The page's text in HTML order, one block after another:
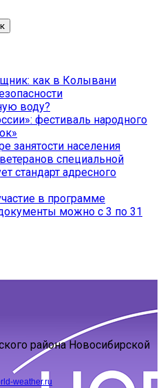
как в Колывани
воду?
фестиваль народного
занятости населения
специальной
стандарт адресного
в программе
можно с 3 по 31
района Новосибирской
weather.ru